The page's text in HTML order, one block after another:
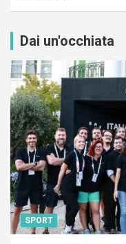
Dai un'occhiata
SPORT